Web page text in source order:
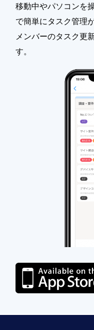
移動中やパソコンを
で簡単にタスク管理
メンバーのタスク更
す。